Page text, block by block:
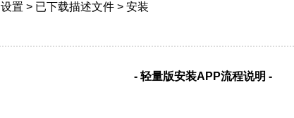
设置 > 已下载描述文件 > 安装
- 轻量版安装APP流程说明 -